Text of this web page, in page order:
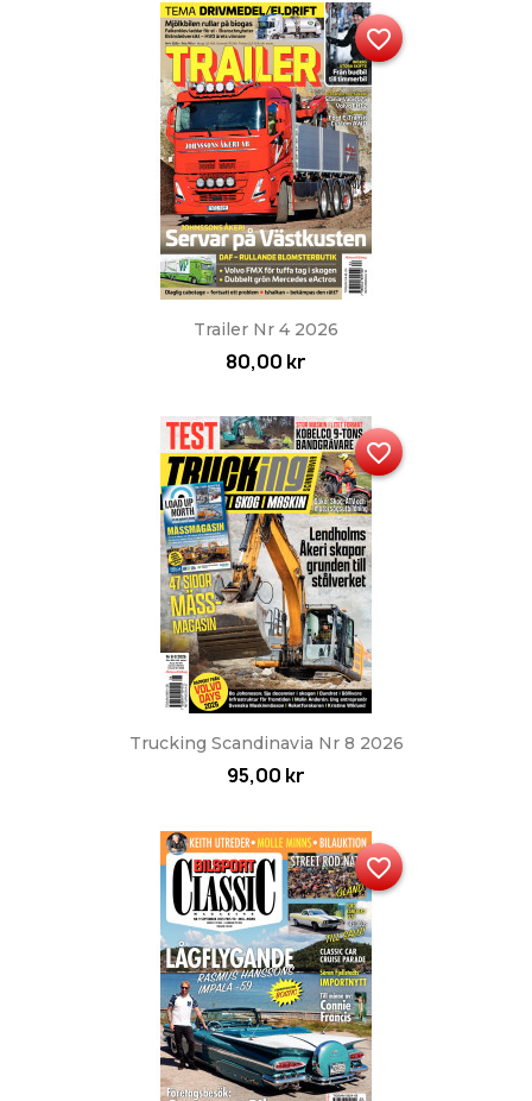
Trailer Nr 4 2026
80,00 kr
favorite_border
Trucking Scandinavia Nr 8 2026
95,00 kr
favorite_border
favorite_border